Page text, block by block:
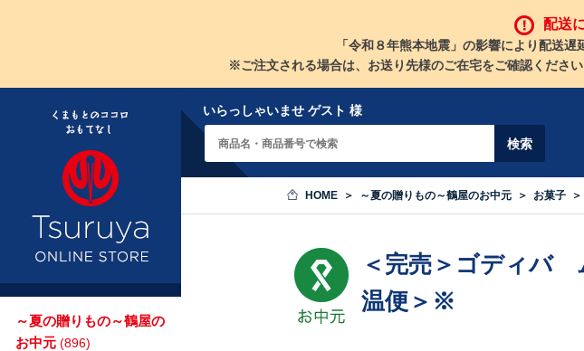
配送
「令和８年熊本地震」の影響により配送
※ご注文される場合は、お送り先様のご在宅をご確認くださ
いらっしゃいませ ゲスト 様
HOME ～夏の贈りもの～鶴屋のお中元 お菓子
＜完売＞ゴディバ
温便＞※
～夏の贈りもの～鶴屋の
お中元 (896)